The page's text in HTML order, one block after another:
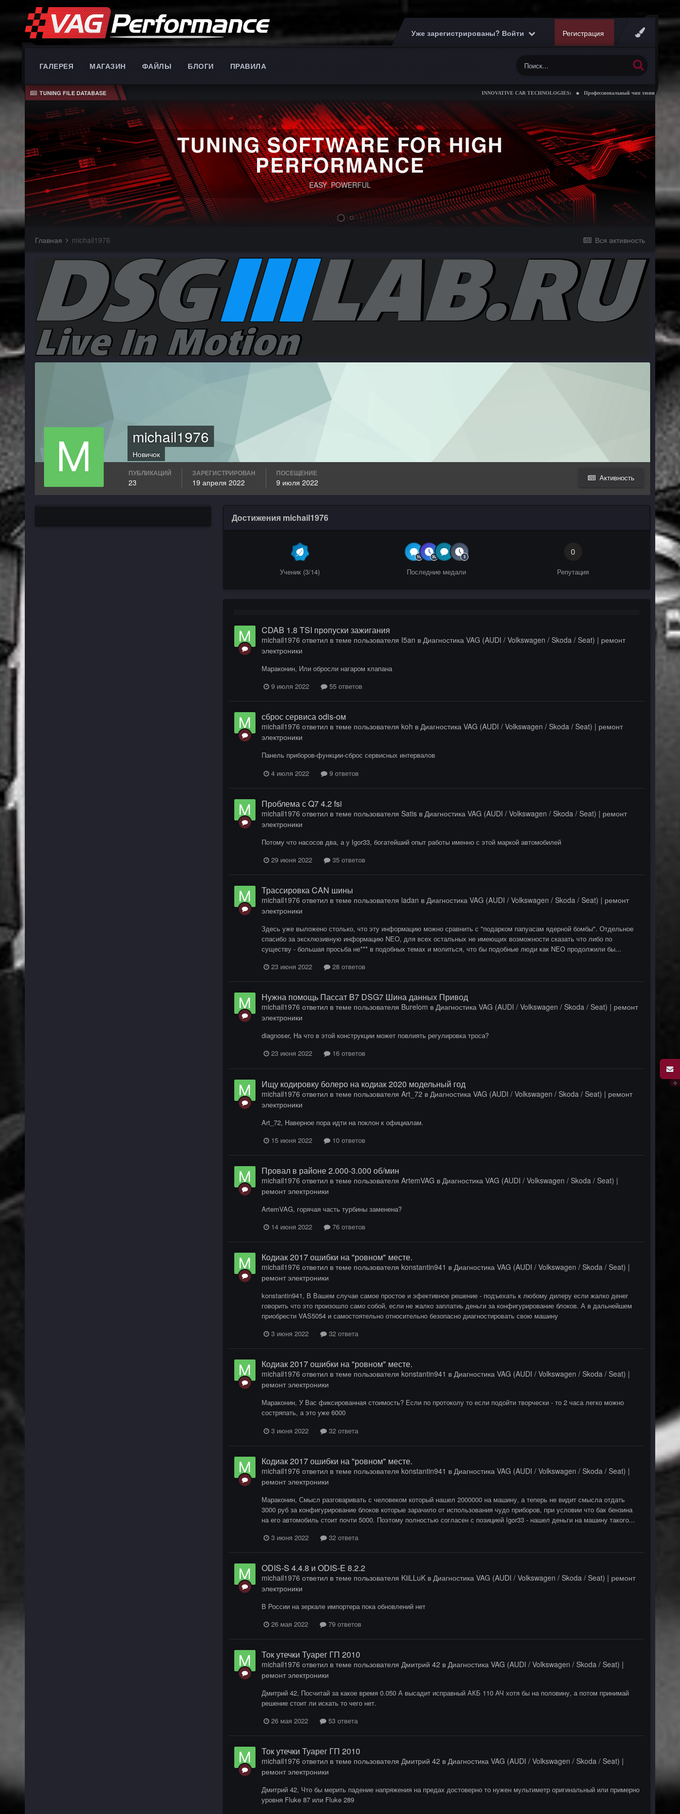
Уже зарегистрированы? Войти Регистрация
ГАЛЕРЕЯ МАГАЗИН ФАЙЛЫ БЛОГИ ПРАВИЛА
TUNING FILE DATABASE INNOVATIVE CAR TECHNOLOGIES: Профессиональный чип тюнинг коробок передач
TUNING SOFTWARE FOR HIGH
PERFORMANCE
EASY POWERFUL
Вся активность
Главная michail1976
michail1976
Новичок
Активность
ПУБЛИКАЦИЙ
23
ЗАРЕГИСТРИРОВАН
19 апреля 2022
ПОСЕЩЕНИЕ
9 июля 2022
Достижения michail1976
Ученик (3/14) Последние медали
0
Репутация
CDAB 1.8 TSI пропуски зажигания
michail1976 ответил в теме пользователя I5an в Диагностика VAG (AUDI / Volkswagen / Skoda / Seat) | ремонт
электроники
Мараконин, Или обросли нагаром клапана
9 июля 2022
55 ответов
сброс сервиса odis-ом
michail1976 ответил в теме пользователя koh в Диагностика VAG (AUDI / Volkswagen / Skoda / Seat) | ремонт
электроники
Панель приборов-функции-сброс сервисных интервалов
4 июля 2022
9 ответов
Проблема с Q7 4.2 fsi
michail1976 ответил в теме пользователя Satisв Диагностика VAG (AUDI / Volkswagen / Skoda / Seat) | ремонт
электроники
Потому что насосов два, а у Igor33, богатейший опыт работы именно с этой маркой автомобилей
29 июня 2022
35 ответов
Трассировка CAN шины
michail1976 ответил в теме пользователя ladan в Диагностика VAG (AUDI / Volkswagen / Skoda / Seat) | ремонт
электроники
Здесь уже выложено столько, что эту информацию можно сравнить с "подарком папуасам ядерной бомбы". Отдельное
спасибо за эксклюзивную информацию NEO, для всех остальных не имеющих возможности сказать что либо по
существу - большая просьба не*** в подобных темах и молиться, что бы подобные люди как NEO продолжили бы...
23 июня 2022
28 ответов
Нужна помощь Пассат B7 DSG7 Шина данных Привод
michail1976 ответил в теме пользователя Burelom в Диагностика VAG (AUDI / Volkswagen / Skoda / Seat) | ремонт
электроники
diagnoser, На что в этой конструкции может повлиять регулировка троса?
23 июня 2022
16 ответов
Ищу кодировку болеро на кодиак 2020 модельный год
michail1976 ответил в теме пользователя Art_72 в Диагностика VAG (AUDI / Volkswagen / Skoda / Seat) | ремонт
электроники
Art_72, Наверное пора идти на поклон к официалам.
15 июня 2022
10 ответов
Провал в районе 2.000-3.000 об/мин
michail1976 ответил в теме пользователя ArtemVAG в Диагностика VAG (AUDI / Volkswagen / Skoda / Seat) |
ремонт электроники
ArtemVAG, горячая часть турбины заменена?
14 июня 2022
76 ответов
Кодиак 2017 ошибки на "ровном" месте.
michail1976 ответил в теме пользователя konstantin941 в Диагностика VAG (AUDI / Volkswagen / Skoda / Seat) |
ремонт электроники
konstantin941, В Вашем случае самое простое и эфективное решение - подъехать к любому дилеру если жалко денег
говорить что это произошло само собой, если не жалко заплатиь деньги за конфигурирование блоков. А в дальнейшем
приобрести VAS5054 и самостоятельно относительно безопасно диагностировать свою машину
3 июня 2022
32 ответа
Кодиак 2017 ошибки на "ровном" месте.
michail1976 ответил в теме пользователя konstantin941 в Диагностика VAG (AUDI / Volkswagen / Skoda / Seat) |
ремонт электроники
Мараконин, У Вас фиксированная стоимость? Если по протоколу то если подойти творчески - то 2 часа легко можно
состряпать, а это уже 6000
3 июня 2022
32 ответа
Кодиак 2017 ошибки на "ровном" месте.
michail1976 ответил в теме пользователя konstantin941 в Диагностика VAG (AUDI / Volkswagen / Skoda / Seat) |
ремонт электроники
Мараконин, Смысл разговаривать с человеком который нашел 2000000 на машину, а теперь не видит смысла отдать
3000 руб за конфигурирование блоков которые зарачило от использования чудо приборов, при условии что бак бензина
на его автомобиль стоит почти 5000. Поэтому полностью согласен с позицией Igor33 - нашел деньги на машину такого...
3 июня 2022
32 ответа
ODIS-S 4.4.8 и ODIS-E 8.2.2
michail1976 ответил в теме пользователя KiiLLuKв Диагностика VAG (AUDI / Volkswagen / Skoda / Seat) | ремонт
электроники
В России на зеркале импортера пока обновлений нет
26 мая 2022
79 ответов
Ток утечки Туарег ГП 2010
michail1976 ответил в теме пользователя Дмитрий 42 в Диагностика VAG (AUDI / Volkswagen / Skoda / Seat) |
ремонт электроники
Дмитрий 42, Посчитай за какое время 0.050 А высадит исправный АКБ 110 АЧ хотя бы на половину, а потом принимай
решение стоит ли искать то чего нет.
26 мая 2022
53 ответа
Ток утечки Туарег ГП 2010
michail1976 ответил в теме пользователя Дмитрий 42 в Диагностика VAG (AUDI / Volkswagen / Skoda / Seat) |
ремонт электроники
Дмитрий 42, Что бы мерить падение напряжения на предах достоверно то нужен мультиметр оригинальный или примерно
уровня Fluke 87 или Fluke 289